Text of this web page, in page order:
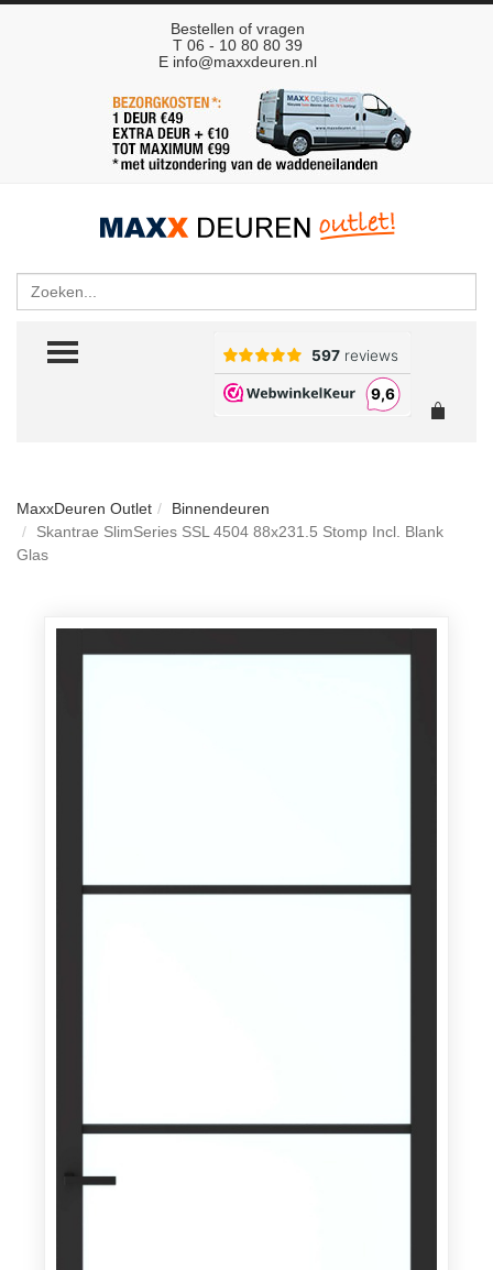
Bestellen of vragen
T 06 - 10 80 80 39
E info@maxxdeuren.nl
Zoeken
TOGGLE MENU
MaxxDeuren Outlet
Binnendeuren
Skantrae SlimSeries SSL 4504 88x231.5 Stomp Incl. Blank
Glas